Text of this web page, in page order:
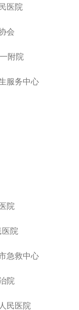
医院
会
附院
服务中心
院
院
急救中心
院
民医院